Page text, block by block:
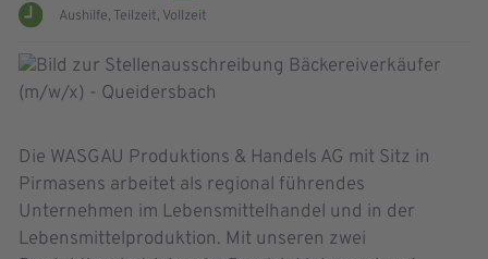
Aushilfe, Teilzeit, Vollzeit
Die WASGAU Produktions & Handels AG mit Sitz in
Pirmasens arbeitet als regional führendes
Unternehmen im Lebensmittelhandel und in der
Lebensmittelproduktion. Mit unseren zwei